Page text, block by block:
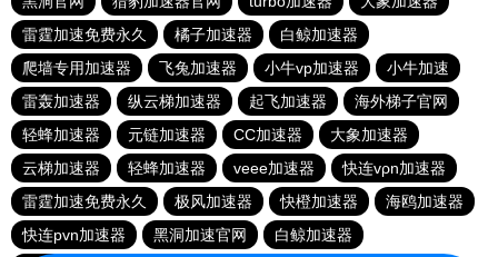
雷霆加速免费永久
橘子加速器
白鲸加速器
爬墙专用加速器
飞兔加速器 小牛vp加速器
小牛加速
雷轰加速器
纵云梯加速器 起飞加速器
海外梯子官网
轻蜂加速器
元链加速器 CC加速器
大象加速器
云梯加速器
轻蜂加速器 veee加速器
快连vρn加速器
雷霆加速免费永久
极风加速器 快橙加速器
海鸥加速器
快连pvn加速器
黑洞加速官网 白鲸加速器